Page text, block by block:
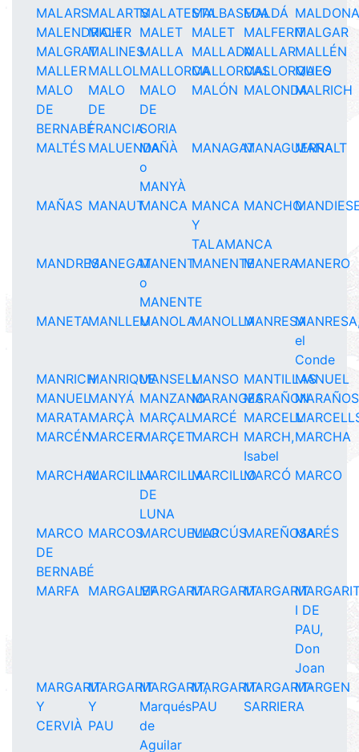
MALARSMALARTSMALATESTAMALBASEDA
MALDÁ
MALENDRICH
MALER MALET MALET MALFERITMALGAR
MALGRATMALINESMALLA MALLADAMALLARMALLÉN
MALLERMALLOLMALLORCAMALLORCASMALLORQUES
MALO
MALO
DE
BERNABÉ
MALO
DE
FRANCIA
MALO
DE
SORIA
MALÓN MALONDAMALRICH
MALTÉS MALUENDAMAÑÀ
o
MANYÀ
MANAGATMANAGUERRA
MANALT
MAÑAS MANAUTMANCA MANCA
Y
TALAMANCA
MANCHO
MANDRESAMANEGATMANENT
o
MANENTE
MANENTEMANERAMANERO
MANETAMANLLEUMANOLAMANOLLAMANRESA
el
Conde
MANRICHMANRIQUEMANSELLMANSO MANTILLASMANUEL
MANUELMANYÁ MANZANOMARANGESMARAÑON
MARATAMARÇÀ MARÇALMARCÉ MARCELL
MARCÉNMARCERMARÇETMARCH MARCH,
Isabel
MARCHA
MARCHALMARCILLAMARCILLA
DE
LUNA
MARCILLOMARCÓ MARCO
MARCO
DE
BERNABÉ
MARCOSMARCUELLOMARCÚSMAREÑOSAMARÉS
MARFA MARGALEFMARGARITMARGARITMARGARIT
I DE
PAU,
Don
Joan
MARGARIT
Y
CERVIÀ
MARGARIT
Y
PAU
MARGARIT,
Marqués
de
Aguilar
MARGARIT-
PAU
MARGARIT-
SARRIERA
MARGEN